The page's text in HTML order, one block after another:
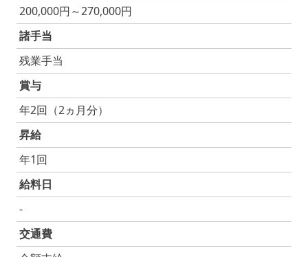
200,000円～270,000円
諸手当
残業手当
賞与
年2回（2ヵ月分）
昇給
年1回
給料日
-
交通費